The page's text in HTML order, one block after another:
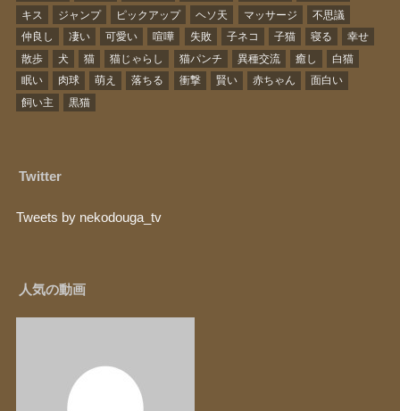
キス
ジャンプ ピックアップ ヘソ天 マッサージ
不思議
仲良し
凄い 可愛い 喧嘩 失敗 子ネコ 子猫 寝る
幸せ
散歩
犬 猫 猫じゃらし 猫パンチ 異種交流 癒し
白猫
眠い
肉球 萌え 落ちる 衝撃 賢い 赤ちゃん
面白い
飼い主
黒猫
Twitter
Tweets by nekodouga_tv
人気の動画